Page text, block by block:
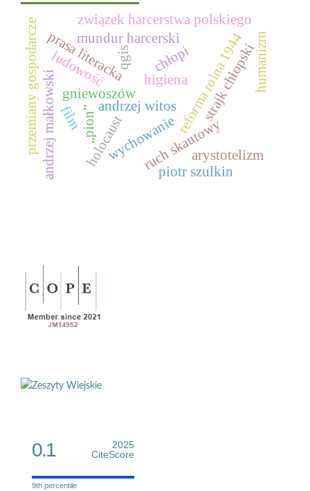
andrzej witosreforma rolna 1944
gniewoszów
holocaust
qgis
związek harcerstwa polskiego
mundur harcerski
ruch skautowy
andrzej małkowski
prasa literacka chłopi strajk chłopski
„pion”
higiena
arystotelizm
humanizm
wychowanie
ludowość
film
piotr szulkin
przemiany gospodarcze
0.1
2025
CiteScore
9th percentile